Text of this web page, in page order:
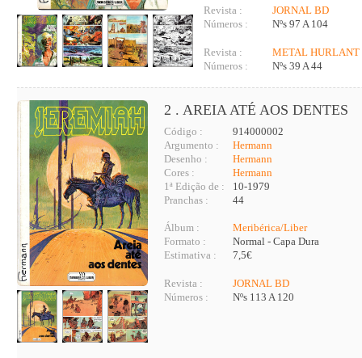
Revista :
JORNAL BD
Números :
Nºs 97 A 104
Revista :
METAL HURLANT
Números :
Nºs 39 A 44
2 . AREIA ATÉ AOS DENTES
Código :
914000002
Argumento :
Hermann
Desenho :
Hermann
Cores :
Hermann
1ª Edição de :
10-1979
Pranchas :
44
Álbum :
Meribérica/Liber
Formato :
Normal - Capa Dura
Estimativa :
7,5€
Revista :
JORNAL BD
Números :
Nºs 113 A 120